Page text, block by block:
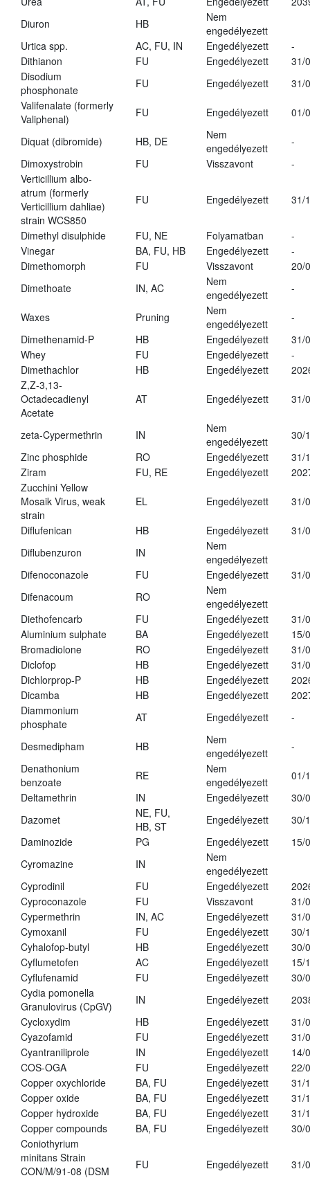
Diuron
HB
Nem
engedélyezett
Urtica spp.
AC, FU, IN Engedélyezett
-
Dithianon
FU Engedélyezett
31/
Disodium
phosphonate
FU Engedélyezett
31/
Valifenalate (formerly
Valiphenal)
FU Engedélyezett 01/
Diquat (dibromide) HB, DE
Nem
engedélyezett
-
Dimoxystrobin
FU Visszavont
-
Verticillium albo-
atrum (formerly
Verticillium dahliae)
strain WCS850
FU Engedélyezett 31/
Dimethyl disulphide FU, NE Folyamatban
-
Vinegar
BA, FU, HB Engedélyezett
-
Dimethomorph
FU Visszavont
20/
Dimethoate
IN, AC
Nem
engedélyezett
-
Waxes Pruning
Nem
engedélyezett
-
Dimethenamid-P
HB Engedélyezett
31/
Whey
FU Engedélyezett
-
Dimethachlor
HB Engedélyezett
Z,Z-3,13-
Octadecadienyl
Acetate
AT Engedélyezett 31/
zeta-Cypermethrin IN
Nem
engedélyezett
30/
Zinc phosphide
RO Engedélyezett
31/
Ziram
FU, RE Engedélyezett
Zucchini Yellow
Mosaik Virus, weak
strain
EL Engedélyezett 31/
Diflufenican HB Engedélyezett
31/
Diflubenzuron
IN
Nem
engedélyezett
Difenoconazole
FU Engedélyezett
31/
Difenacoum
RO
Nem
engedélyezett
Diethofencarb
FU Engedélyezett
31/
Aluminium sulphate
BA Engedélyezett
15/
Bromadiolone
RO Engedélyezett
31/
Diclofop
HB Engedélyezett
31/
Dichlorprop-P
HB Engedélyezett
Dicamba
HB Engedélyezett
Diammonium
phosphate
AT Engedélyezett -
Desmedipham HB
Nem
engedélyezett
-
Denathonium
benzoate
RE
Nem
engedélyezett
01/
Deltamethrin
IN Engedélyezett
30/
Dazomet
NE, FU,
HB, ST
Engedélyezett
30/
Daminozide
PG Engedélyezett
15/
Cyromazine
IN
Nem
engedélyezett
Cyprodinil
FU Engedélyezett
Cyproconazole
FU Visszavont
31/
Cypermethrin
IN, AC Engedélyezett
31/
Cymoxanil
FU Engedélyezett
30/
Cyhalofop-butyl
HB Engedélyezett
30/
Cyflumetofen
AC Engedélyezett
15/
Cyflufenamid
FU Engedélyezett
30/
Cydia pomonella
Granulovirus (CpGV)
IN Engedélyezett
Cycloxydim
HB Engedélyezett
31/
Cyazofamid
FU Engedélyezett
31/
Cyantraniliprole
IN Engedélyezett
14/
COS-OGA
FU Engedélyezett
22/
Copper oxychloride
BA, FU Engedélyezett
31/
Copper oxide
BA, FU Engedélyezett
31/
Copper hydroxide
BA, FU Engedélyezett
31/
Copper compounds
BA, FU Engedélyezett
30/
Coniothyrium
minitans Strain
CON/M/91-08 (DSM
FU Engedélyezett 31/